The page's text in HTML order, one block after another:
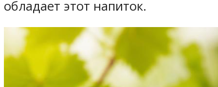
обладает этот напиток.